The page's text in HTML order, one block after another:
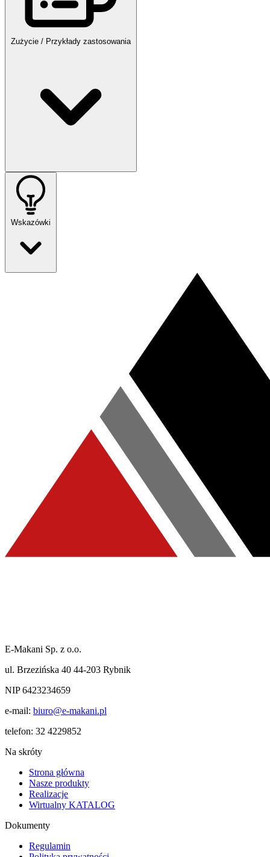
Zużycie / Przykłady zastosowania
Wskazówki
E-Makani Sp. z o.o.
ul. Brzezińska 40 44-203 Rybnik
NIP 6423234659
e-mail: biuro@e-makani.pl
telefon: 32 4229852
Na skróty
Strona główna
Nasze produkty
Realizacje
Wirtualny KATALOG
Dokumenty
Regulamin